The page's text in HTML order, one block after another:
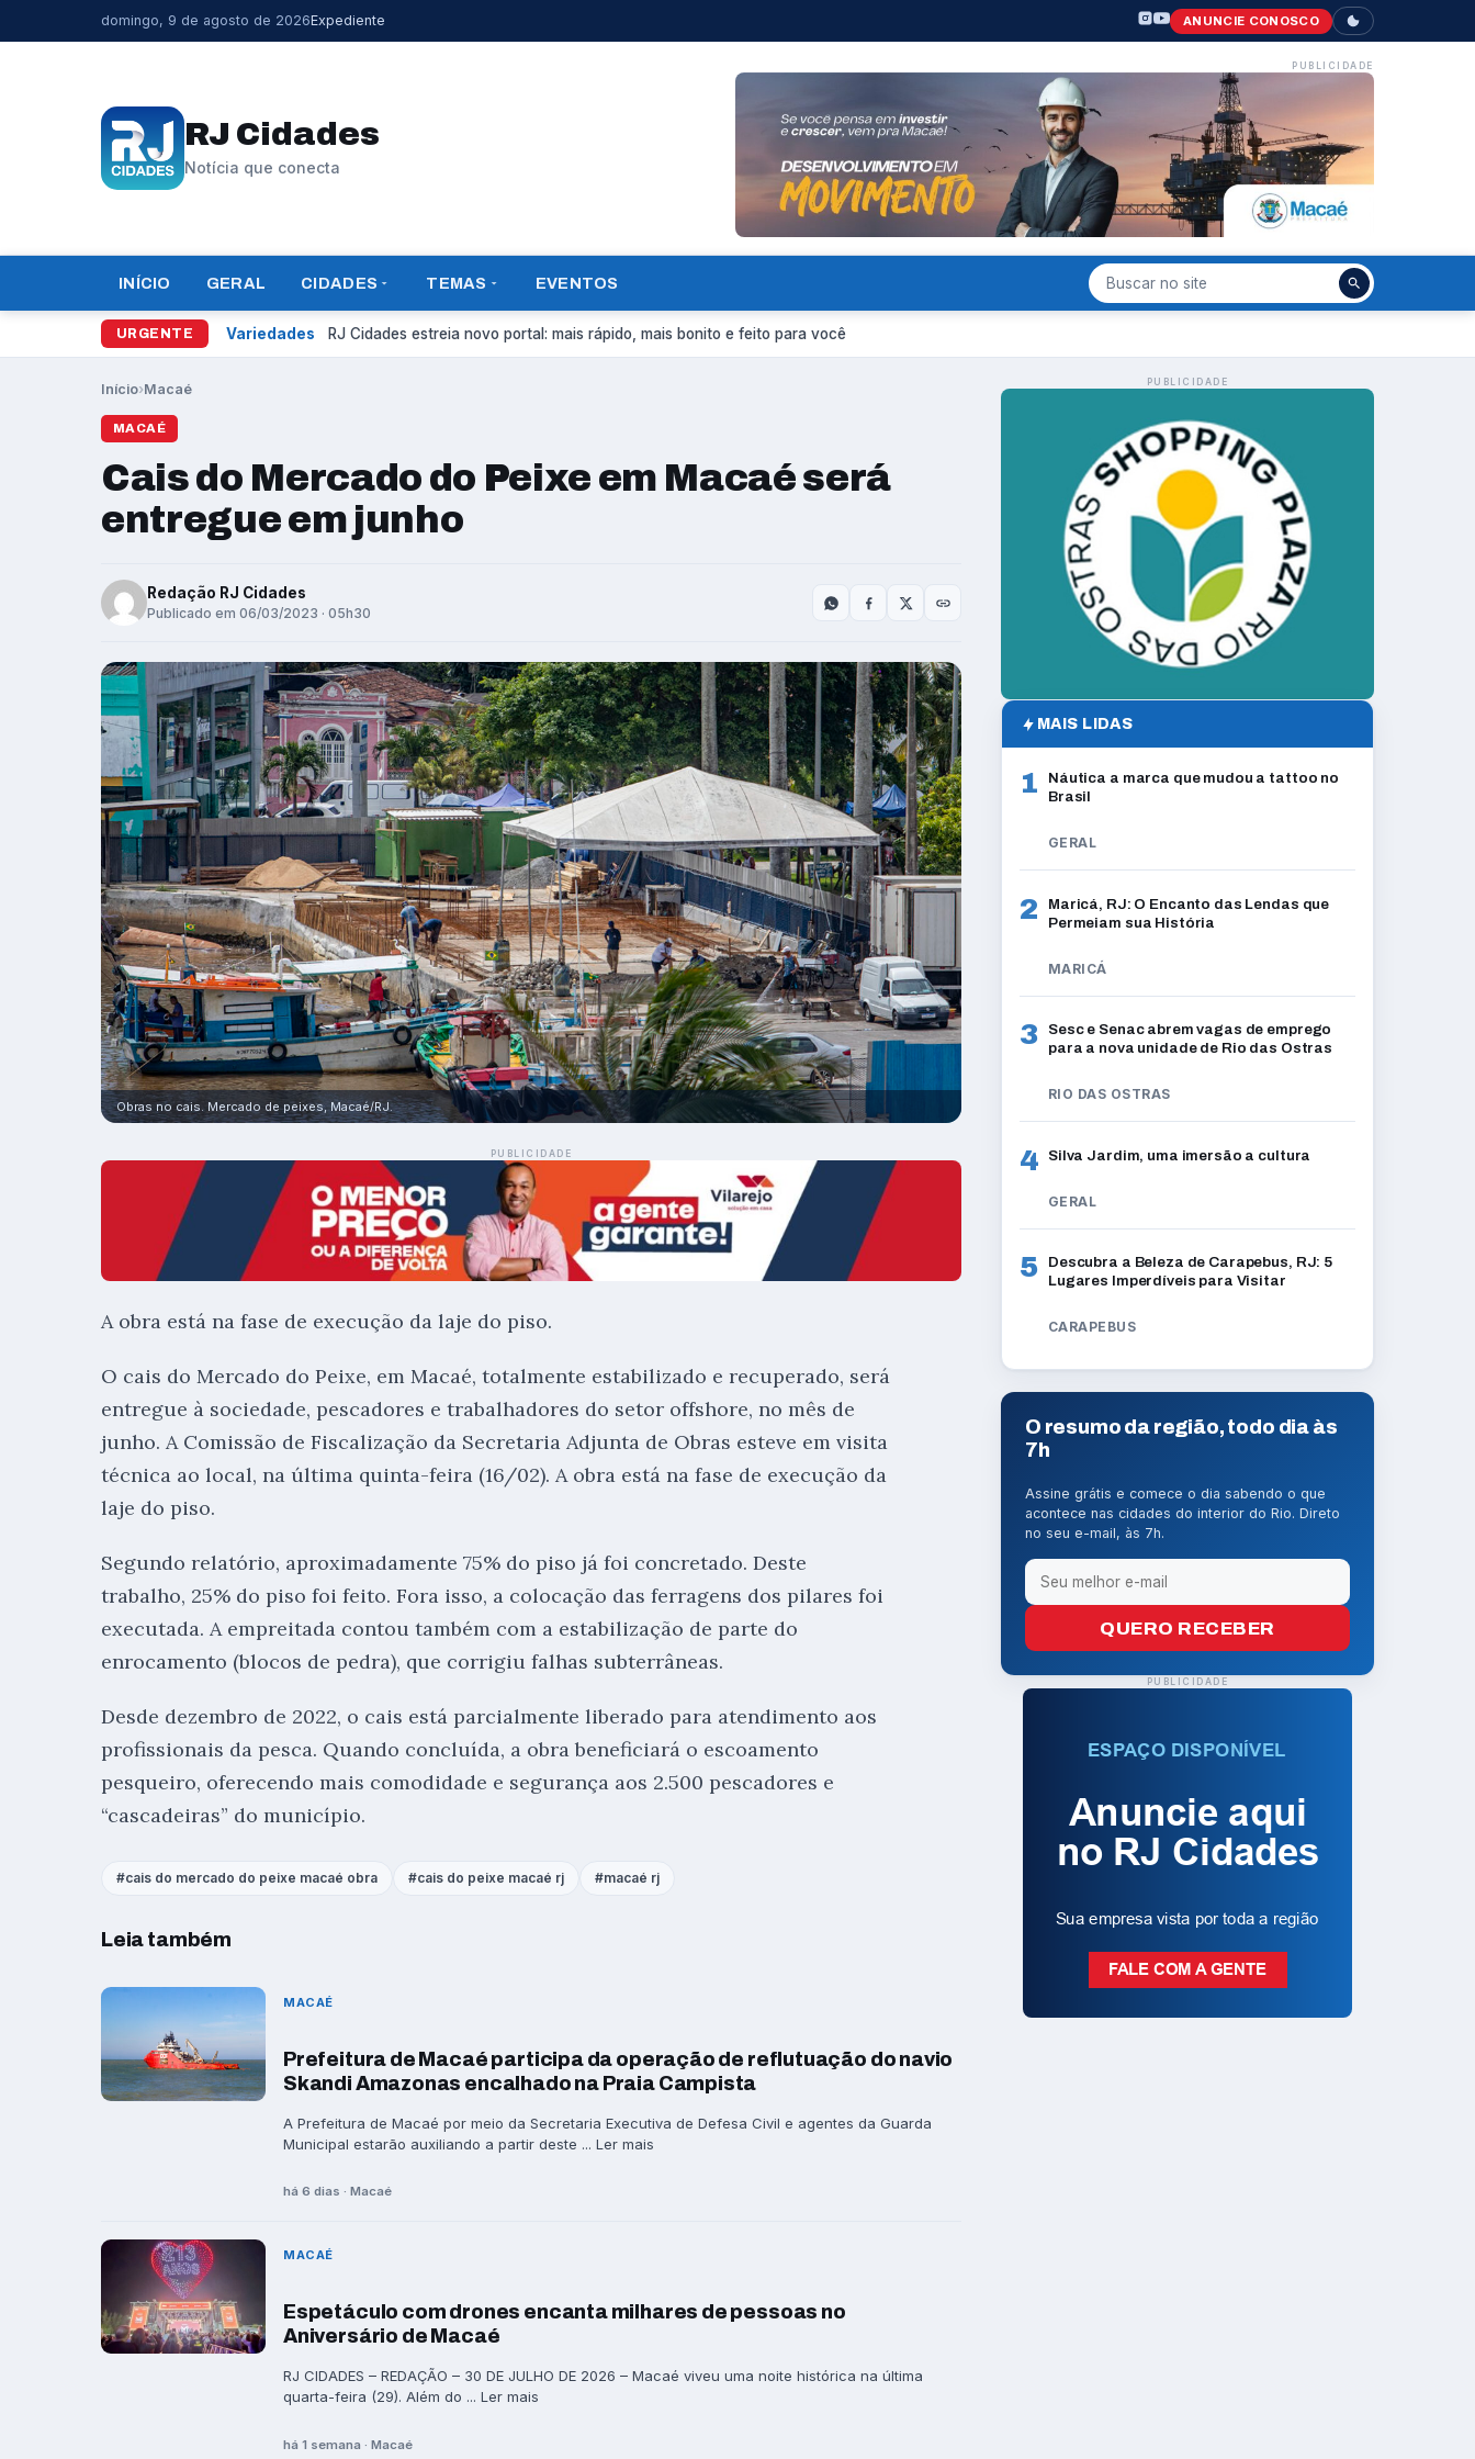
domingo, 9 de agosto de 2026Expediente ANUNCIE CONOSCO
RJ Cidades
Notícia que conecta
PUBLICIDADE
INÍCIO GERAL CIDADES TEMAS EVENTOS
URGENTE Variedades RJ Cidades estreia novo portal: mais rápido, mais bonito e feito para você
Início›Macaé
MACAÉ
Cais do Mercado do Peixe em Macaé será
entregue em junho
Redação RJ Cidades
Publicado em 06/03/2023 · 05h30
Obras no cais. Mercado de peixes, Macaé/RJ.
PUBLICIDADE
A obra está na fase de execução da laje do piso.
O cais do Mercado do Peixe, em Macaé, totalmente estabilizado e recuperado, será
entregue à sociedade, pescadores e trabalhadores do setor offshore, no mês de
junho. A Comissão de Fiscalização da Secretaria Adjunta de Obras esteve em visita
técnica ao local, na última quinta-feira (16/02). A obra está na fase de execução da
laje do piso.
Segundo relatório, aproximadamente 75% do piso já foi concretado. Deste
trabalho, 25% do piso foi feito. Fora isso, a colocação das ferragens dos pilares foi
executada. A empreitada contou também com a estabilização de parte do
enrocamento (blocos de pedra), que corrigiu falhas subterrâneas.
Desde dezembro de 2022, o cais está parcialmente liberado para atendimento aos
profissionais da pesca. Quando concluída, a obra beneficiará o escoamento
pesqueiro, oferecendo mais comodidade e segurança aos 2.500 pescadores e
“cascadeiras” do município.
cais do mercado do peixe macaé obra cais do peixe macaé rj macaé rj
Leia também
MACAÉ
Prefeitura de Macaé participa da operação de reflutuação do navio
Skandi Amazonas encalhado na Praia Campista
A Prefeitura de Macaé por meio da Secretaria Executiva de Defesa Civil e agentes da Guarda
Municipal estarão auxiliando a partir deste ... Ler mais
há 6 dias · Macaé
MACAÉ
Espetáculo com drones encanta milhares de pessoas no
Aniversário de Macaé
RJ CIDADES – REDAÇÃO – 30 DE JULHO DE 2026 – Macaé viveu uma noite histórica na última
quarta-feira (29). Além do ... Ler mais
há 1 semana · Macaé
PUBLICIDADE
MAIS LIDAS
1
Náutica a marca que mudou a tattoo no
Brasil
GERAL
2
Maricá, RJ: O Encanto das Lendas que
Permeiam sua História
MARICÁ
3
Sesc e Senac abrem vagas de emprego
para a nova unidade de Rio das Ostras
RIO DAS OSTRAS
4 Silva Jardim, uma imersão a cultura
GERAL
5
Descubra a Beleza de Carapebus, RJ: 5
Lugares Imperdíveis para Visitar
CARAPEBUS
O resumo da região, todo dia às
7h
Assine grátis e comece o dia sabendo o que
acontece nas cidades do interior do Rio. Direto
no seu e-mail, às 7h.
QUERO RECEBER
PUBLICIDADE